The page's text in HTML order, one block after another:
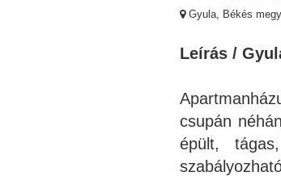
Gyula, Békés
Leírás /
csupán
épült,